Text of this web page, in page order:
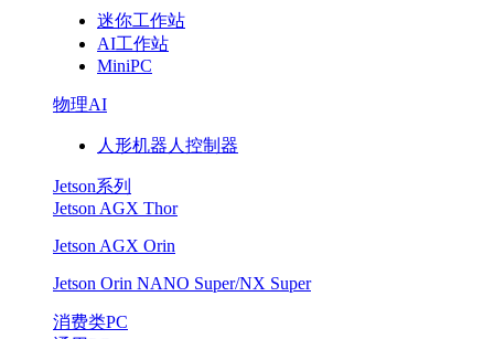
迷你工作站
AI工作站
MiniPC
物理AI
人形机器人控制器
Jetson系列
Jetson AGX Thor
Jetson AGX Orin
Jetson Orin NANO Super/NX Super
消费类PC